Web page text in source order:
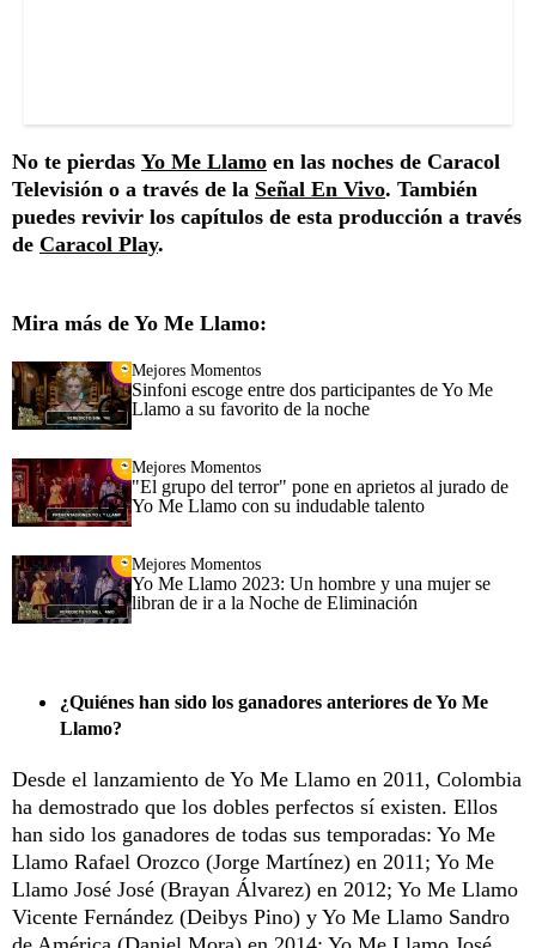
No te pierdas Yo Me Llamo en las noches de Caracol
Televisión o a través de la Señal En Vivo. También
puedes revivir los capítulos de esta producción a través
de Caracol Play.
Mira más de Yo Me Llamo:
Mejores Momentos
Sinfoni escoge entre dos participantes de Yo Me
Llamo a su favorito de la noche
Mejores Momentos
"El grupo del terror" pone en aprietos al jurado de
Yo Me Llamo con su indudable talento
Mejores Momentos
Yo Me Llamo 2023: Un hombre y una mujer se
libran de ir a la Noche de Eliminación
¿Quiénes han sido los ganadores anteriores de Yo Me
Llamo?
Desde el lanzamiento de Yo Me Llamo en 2011, Colombia
ha demostrado que los dobles perfectos sí existen. Ellos
han sido los ganadores de todas sus temporadas: Yo Me
Llamo Rafael Orozco (Jorge Martínez) en 2011; Yo Me
Llamo José José (Brayan Álvarez) en 2012; Yo Me Llamo
Vicente Fernández (Deibys Pino) y Yo Me Llamo Sandro